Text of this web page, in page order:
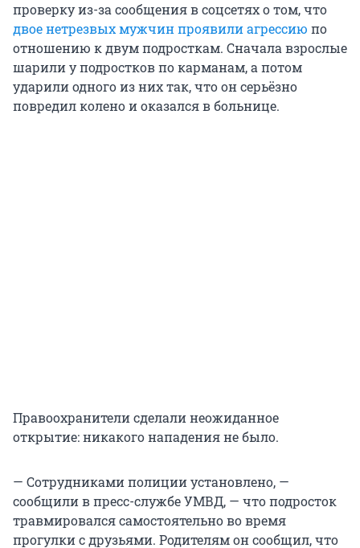
проверку из-за сообщения в соцсетях о том, что
двое нетрезвых мужчин проявили агрессию по
отношению к двум подросткам. Сначала взрослые
шарили у подростков по карманам, а потом
ударили одного из них так, что он серьёзно
повредил колено и оказался в больнице.
Правоохранители сделали неожиданное
открытие: никакого нападения не было.
— Сотрудниками полиции установлено, —
сообщили в пресс-службе УМВД, — что подросток
травмировался самостоятельно во время
прогулки с друзьями. Родителям он сообщил, что